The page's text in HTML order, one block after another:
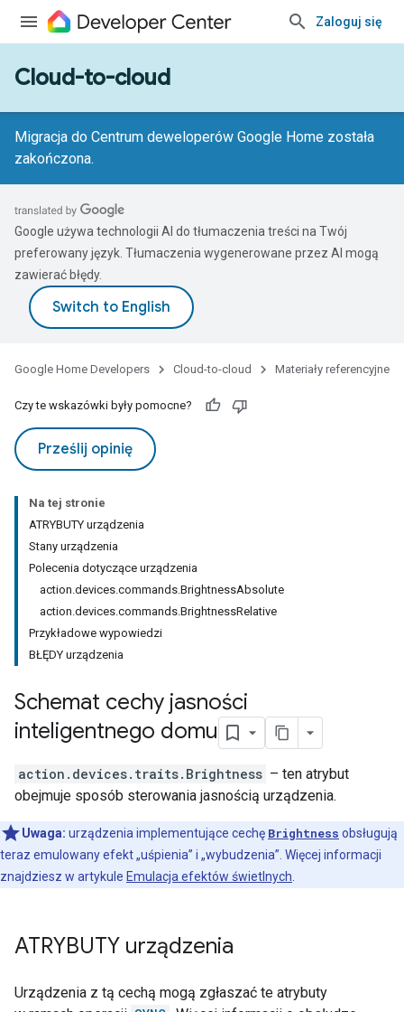
Zaloguj się
Cloud-to-cloud
Migracja do Centrum deweloperów Google Home została
zakończona.
Google używa technologii AI do tłumaczenia treści na Twój
preferowany język. Tłumaczenia wygenerowane przez AI mogą
zawierać błędy.
Google Home Developers Cloud-to-cloud Materiały referencyjne
Czy te wskazówki były pomocne?
Prześlij opinię
Na tej stronie
ATRYBUTY urządzenia
Stany urządzenia
Polecenia dotyczące urządzenia
action.devices.commands.BrightnessAbsolute
action.devices.commands.BrightnessRelative
Przykładowe wypowiedzi
BŁĘDY urządzenia
Schemat cechy jasności
inteligentnego domu
action.devices.traits.Brightness – ten atrybut
obejmuje sposób sterowania jasnością urządzenia.
Uwaga: urządzenia implementujące cechę Brightness obsługują
teraz emulowany efekt „uśpienia” i „wybudzenia”. Więcej informacji
znajdziesz w artykule Emulacja efektów świetlnych
ATRYBUTY urządzenia
Urządzenia z tą cechą mogą zgłaszać te atrybuty